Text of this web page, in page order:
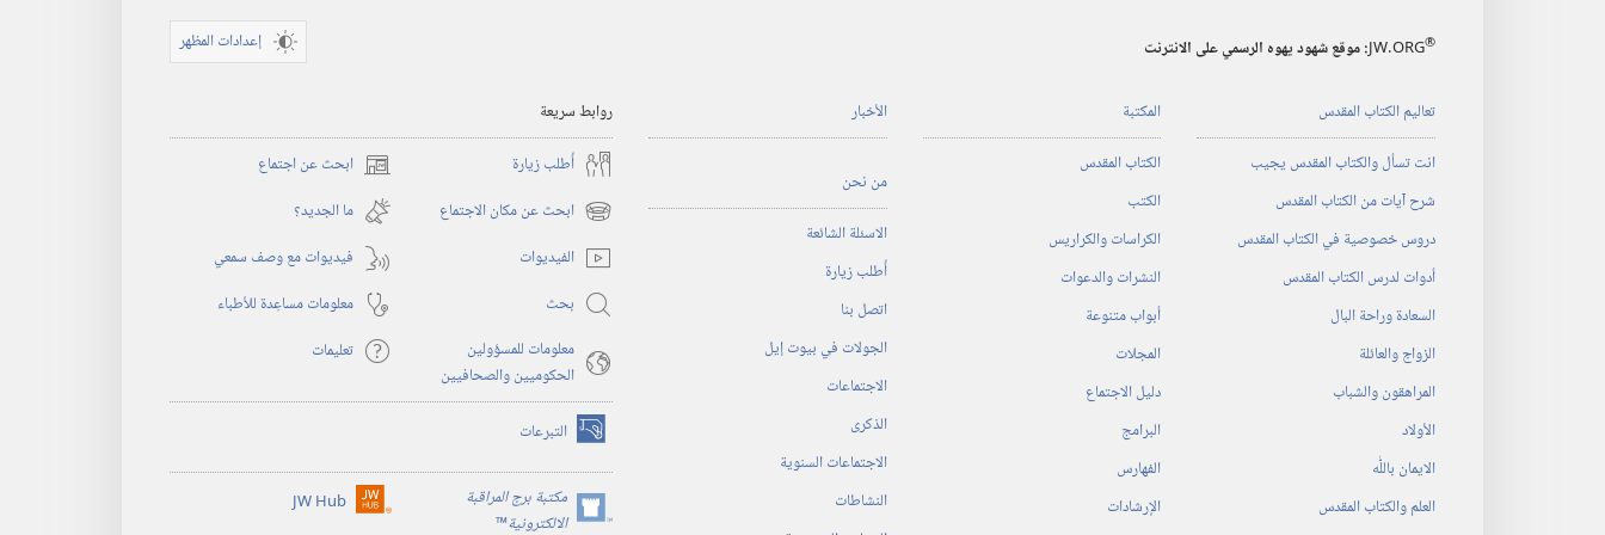
JW.ORG® :‏ موقع شهود يهوه الرسمي على الانترنت إعدادات المظهر
تعاليم الكتاب المقدس
انت تسأل والكتاب المقدس يجيب
شرح آيات من الكتاب المقدس
دروس خصوصية في الكتاب المقدس
أدوات لدرس الكتاب المقدس
السعادة وراحة البال
الزواج والعائلة
المراهقون والشباب
الأولاد
الايمان باللّٰه
العلم والكتاب المقدس
المكتبة
الكتاب المقدس
الكتب
الكراسات والكراريس
النشرات والدعوات
أبواب متنوعة
المجلات
دليل الاجتماع
البرامج
الفهارس
الإرشادات
الأخبار
من نحن
الاسئلة الشائعة
أُطلب زيارة
اتصل بنا
الجولات في بيوت إيل
الاجتماعات
الذكرى
الاجتماعات السنوية
النشاطات
روابط سريعة
أُطلب زيارة
ابحث عن اجتماع (يفتح
نافذة
جديدة)
ابحث عن مكان الاجتماع (يفتح
نافذة
جديدة)
ما الجديد؟‏
الفيديوات
فيديوات مع وصف سمعي
بحث
معلومات مساعِدة للأطباء
معلومات للمسؤولين
الحكوميين والصحافيين
تعليمات
التبرعات (يفتح
نافذة
جديدة) مكتبة برج المراقبة
الالكترونية™ (يفتح
JW Hub (يفتح